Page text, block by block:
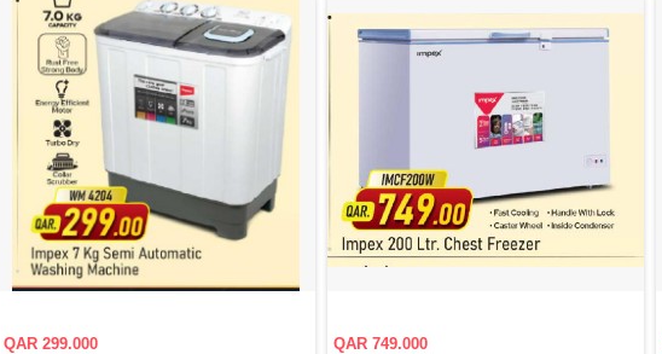
QAR 749.000
QAR 299.000